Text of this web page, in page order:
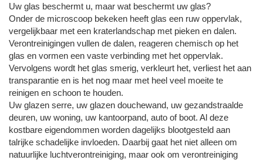
Uw glas beschermt u, maar wat beschermt uw glas?
Onder de microscoop bekeken heeft glas een ruw oppervlak,
vergelijkbaar met een kraterlandschap met pieken en dalen.
Verontreinigingen vullen de dalen, reageren chemisch op het
glas en vormen een vaste verbinding met het oppervlak.
Vervolgens wordt het glas smerig, verkleurt het, verliest het aan
transparantie en is het nog maar met heel veel moeite te
reinigen en schoon te houden.
Uw glazen serre, uw glazen douchewand, uw gezandstraalde
deuren, uw woning, uw kantoorpand, auto of boot. Al deze
kostbare eigendommen worden dagelijks blootgesteld aan
talrijke schadelijke invloeden. Daarbij gaat het niet alleen om
natuurlijke luchtverontreiniging, maar ook om verontreiniging